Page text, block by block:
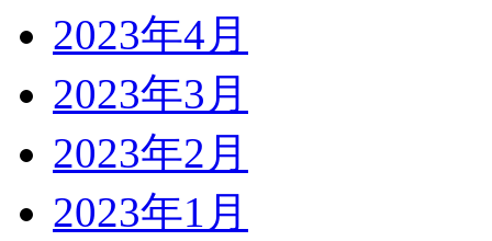
2023年4月
2023年3月
2023年2月
2023年1月